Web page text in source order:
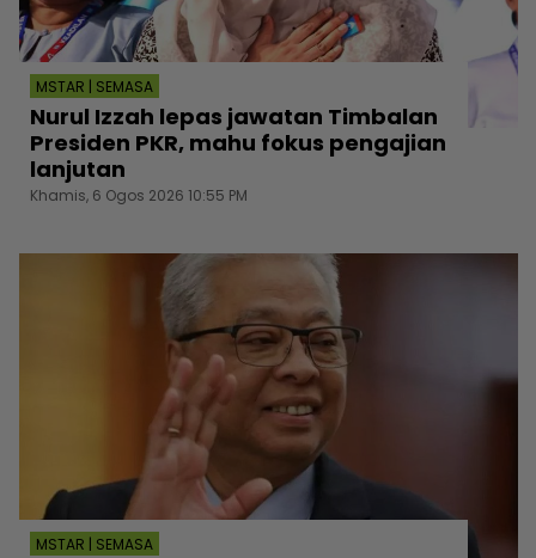
MSTAR | SEMASA
Nurul Izzah lepas jawatan Timbalan
Presiden PKR, mahu fokus pengajian
lanjutan
Khamis, 6 Ogos 2026 10:55 PM
MSTAR | SEMASA